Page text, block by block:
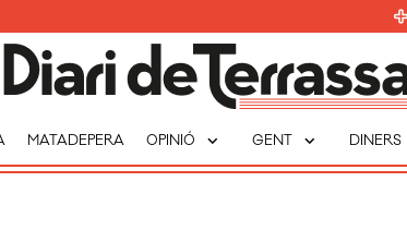
MATADEPERA OPINIÓ expand_more GENT expand_more DINERS